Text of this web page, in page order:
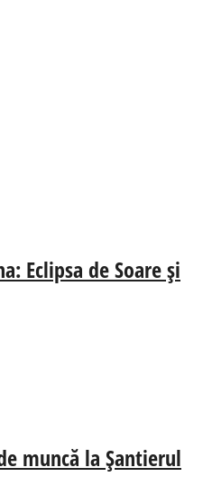
Eclipsa de Soare și
muncă la Șantierul